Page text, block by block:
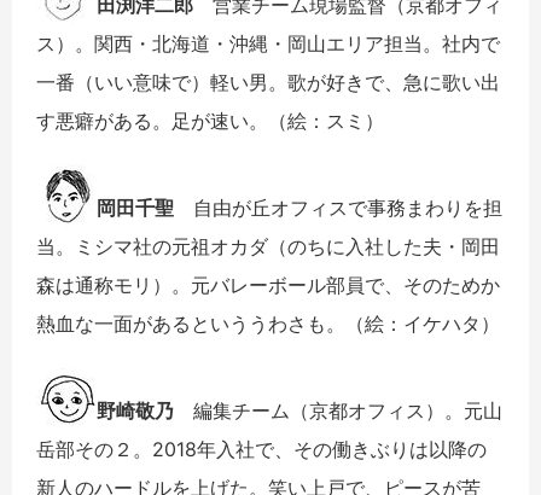
田渕洋二郎 営業チーム現場監督（京都オフィ
ス）。関西・北海道・沖縄・岡山エリア担当。社内で
一番（いい意味で）軽い男。歌が好きで、急に歌い出
す悪癖がある。足が速い。（絵：スミ）
岡田千聖 自由が丘オフィスで事務まわりを担
当。ミシマ社の元祖オカダ（のちに入社した夫・岡田
森は通称モリ）。元バレーボール部員で、そのためか
熱血な一面があるといううわさも。（絵：イケハタ）
野崎敬乃 編集チーム（京都オフィス）。元山
岳部その２。2018年入社で、その働きぶりは以降の
新人のハードルを上げた。笑い上戸で、ピースが苦